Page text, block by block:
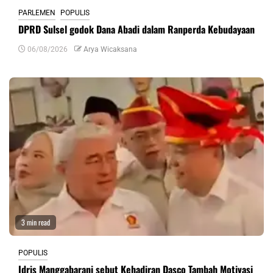
PARLEMEN POPULIS
DPRD Sulsel godok Dana Abadi dalam Ranperda Kebudayaan
06/08/2026 Arya Wicaksana
3 min read
POPULIS
Idris Manggabarani sebut Kehadiran Dasco Tambah Motivasi